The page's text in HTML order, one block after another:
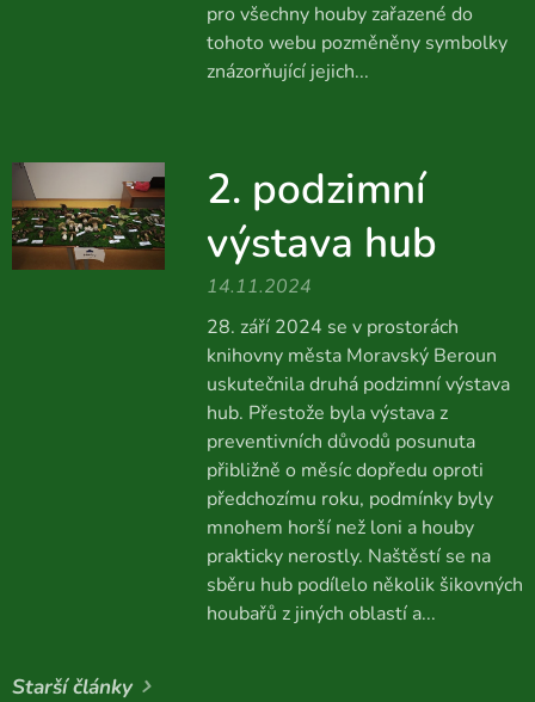
pro všechny houby zařazené do
tohoto webu pozměněny symbolky
znázorňující jejich...
2. podzimní
výstava hub
14.11.2024
28. září 2024 se v prostorách
knihovny města Moravský Beroun
uskutečnila druhá podzimní výstava
hub. Přestože byla výstava z
preventivních důvodů posunuta
přibližně o měsíc dopředu oproti
předchozímu roku, podmínky byly
mnohem horší než loni a houby
prakticky nerostly. Naštěstí se na
sběru hub podílelo několik šikovných
houbařů z jiných oblastí a...
Starší články